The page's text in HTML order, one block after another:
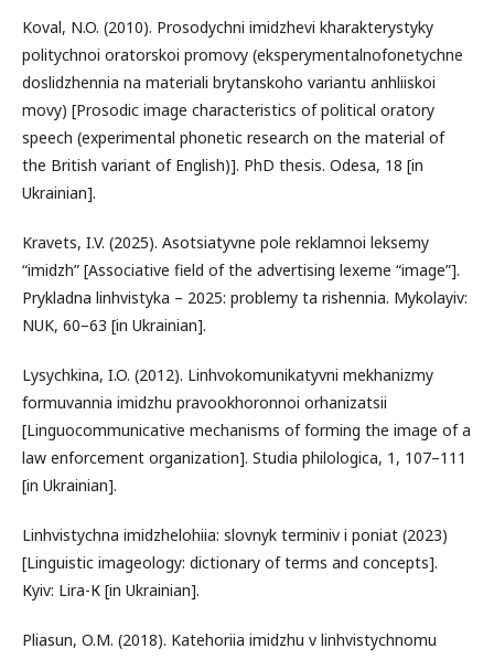
Koval, N.O. (2010). Prosodychni imidzhevi kharakterystyky
politychnoi oratorskoi promovy (eksperymentalnofonetychne
doslidzhennia na materiali brytanskoho variantu anhliiskoi
movy) [Prosodic image characteristics of political oratory
speech (experimental phonetic research on the material of
the British variant of English)]. PhD thesis. Odesa, 18 [in
Ukrainian].
Kravets, I.V. (2025). Asotsiatyvne pole reklamnoi leksemy
“imidzh” [Associative field of the advertising lexeme “image”].
Prykladna linhvistyka – 2025: problemy ta rishennia. Mykolayiv:
NUK, 60–63 [in Ukrainian].
Lysychkina, I.O. (2012). Linhvokomunikatyvni mekhanizmy
formuvannia imidzhu pravookhoronnoi orhanizatsii
[Linguocommunicative mechanisms of forming the image of a
law enforcement organization]. Studia philologica, 1, 107–111
[in Ukrainian].
Linhvistychna imidzhelohiia: slovnyk terminiv i poniat (2023)
[Linguistic imageology: dictionary of terms and concepts].
Кyiv: Lira-К [in Ukrainian].
Pliasun, O.M. (2018). Katehoriia imidzhu v linhvistychnomu